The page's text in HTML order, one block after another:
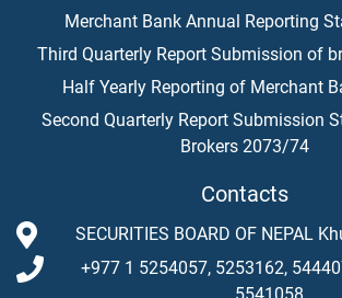
Merchant Bank Annual Reporting
Third Quarterly Report Submission of
Half Yearly Reporting of Merchant
Second Quarterly Report Submission
Brokers 2073/74
Contacts
SECURITIES BOARD OF NEPAL
+977 1 5254057, 5253162,